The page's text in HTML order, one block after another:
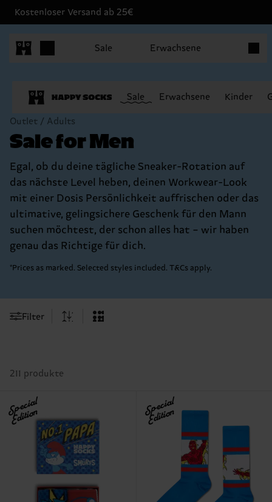
Kostenloser Versand ab 25€
Sale Erwachsene
Sale Erwachsene Kinder
Outlet / Adults
Sale for Men
Egal, ob du deine tägliche Sneaker-Rotation auf
das nächste Level heben, deinen Workwear-Look
mit einer Dosis Persönlichkeit auffrischen oder das
ultimative, gelingsichere Geschenk für den Mann
suchen möchtest, der schon alles hat – wir haben
genau das Richtige für dich.
*Prices as marked. Selected styles included. T&Cs apply.
Filter
211 produkte
Special
Edition Special
Edition